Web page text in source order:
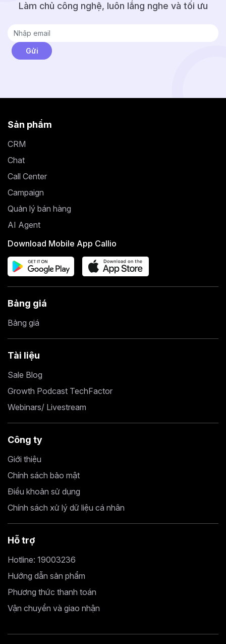
Làm chủ công nghệ, luôn lắng nghe và tối ưu
Sản phẩm
CRM
Chat
Call Center
Campaign
Quản lý bán hàng
AI Agent
Download Mobile App Callio
Bảng giá
Bảng giá
Tài liệu
Sale Blog
Growth Podcast TechFactor
Webinars/ Livestream
Công ty
Giới thiệu
Chính sách bảo mật
Điều khoản sử dụng
Chính sách xử lý dữ liệu cá nhân
Hỗ trợ
Hotline: 19003236
Hướng dẫn sản phẩm
Phương thức thanh toán
Vận chuyển và giao nhận